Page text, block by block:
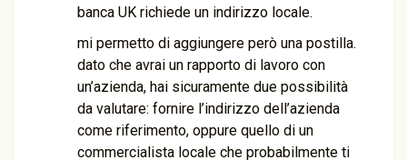
banca UK richiede un indirizzo locale.
mi permetto di aggiungere però una postilla.
dato che avrai un rapporto di lavoro con
un’azienda, hai sicuramente due possibilità
da valutare: fornire l’indirizzo dell’azienda
come riferimento, oppure quello di un
commercialista locale che probabilmente ti